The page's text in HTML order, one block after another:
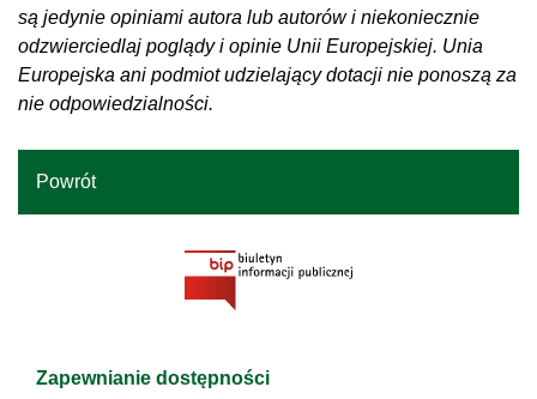
są jedynie opiniami autora lub autorów i niekoniecznie
odzwierciedlaj poglądy i opinie Unii Europejskiej. Unia
Europejska ani podmiot udzielający dotacji nie ponoszą za
nie odpowiedzialności.
Powrót
Zapewnianie dostępności